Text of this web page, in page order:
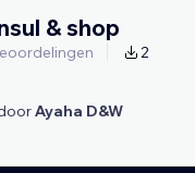
& shop
2
Ayaha D&W